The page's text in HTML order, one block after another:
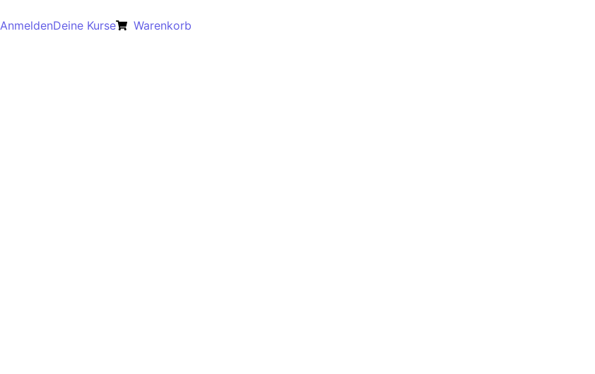
AnmeldenDeine Kurse Warenkorb